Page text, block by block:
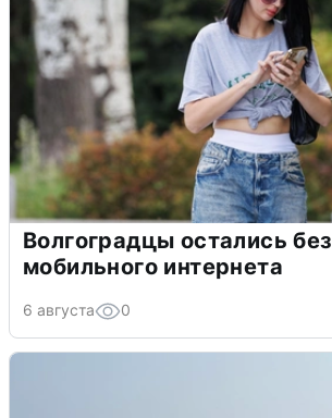
Волгоградцы остались без
мобильного интернета
6 августа 0